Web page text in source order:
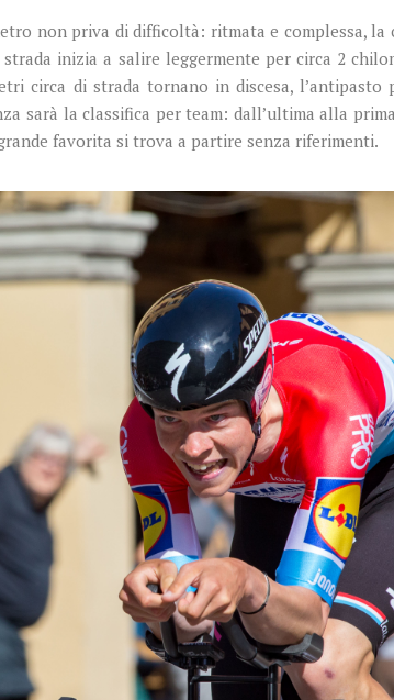
non priva di difficoltà: ritmata e complessa,
inizia a salire leggermente per circa 2
circa di strada tornano in discesa, l’antipasto
sarà la classifica per team: dall’ultima alla
favorita si trova a partire senza riferimenti.